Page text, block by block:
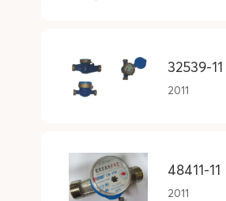
32539-11
2011
48411-11
2011